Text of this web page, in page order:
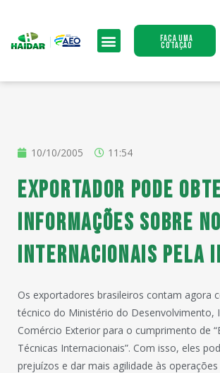
Faça uma
Cotação
10/10/2005 11:54
Exportador pode
informações sobre
internacionais pela
Os exportadores brasileiros contam agora
técnico do Ministério do Desenvolvimento,
Comércio Exterior para o cumprimento de
Técnicas Internacionais”. Com isso, eles
prejuízos e dar mais agilidade às